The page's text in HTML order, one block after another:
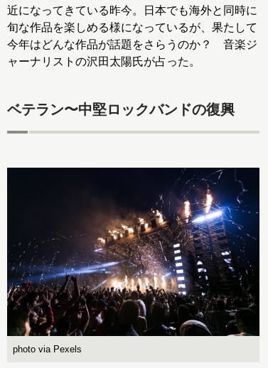
近になってきている昨今。日本でも海外と同時に
旬な作品を楽しめる様になっているが、果たして
今年はどんな作品が話題をさらうのか？ 音楽ジ
ャーナリストの沢田太陽氏が占った。
ベテラン〜中堅ロックバンドの復興
photo via Pexels